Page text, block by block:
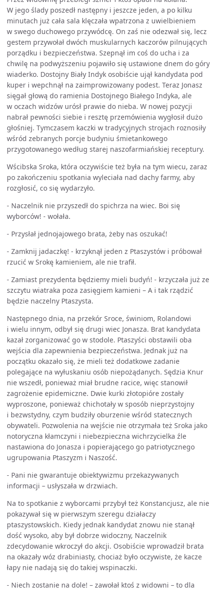
W jego ślady poszedł następny i jeszcze jeden, a po kilku
minutach już cała sala klęczała wpatrzona z uwielbieniem
w swego duchowego przywódcę. On zaś nie odezwał się, lecz
gestem przywołał dwóch muskularnych kaczorów pilnujących
porządku i bezpieczeństwa. Szepnął im coś do ucha i za
chwilę na podwyższeniu pojawiło się ustawione dnem do góry
wiaderko. Dostojny Biały Indyk osobiście ujął kandydata pod
kuper i wepchnął na zaimprowizowany podest. Teraz Jonasz
sięgał głową do ramienia Dostojnego Białego Indyka, ale
w oczach widzów urósł prawie do nieba. W nowej pozycji
nabrał pewności siebie i resztę przemówienia wygłosił dużo
głośniej. Tymczasem kaczki w tradycyjnych strojach roznosiły
wśród zebranych porcje budyniu śmietankowego
przygotowanego według starej naszofarmiańskiej receptury.
Wścibska Sroka, która oczywiście też była na tym wiecu, zaraz
po zakończeniu spotkania wyleciała nad dachy farmy, aby
rozgłosić, co się wydarzyło.
- Naczelnik nie przyszedł do spichrza na wiec. Boi się
wyborców! - wołała.
- Przysłał jednojajowego brata, żeby nas oszukać!
- Zamknij jadaczkę! - krzyknął jeden z Ptaszystów i próbował
rzucić w Srokę kamieniem, ale nie trafił.
- Zamiast prezydenta będziemy mieli budyń! - krzyczała już ze
szczytu wiatraka poza zasięgiem kamieni – A i tak rządzić
będzie naczelny Ptaszysta.
Następnego dnia, na przekór Sroce, świniom, Rolandowi
i wielu innym, odbył się drugi wiec Jonasza. Brat kandydata
kazał zorganizować go w stodole. Ptaszyści obstawili oba
wejścia dla zapewnienia bezpieczeństwa. Jednak już na
początku okazało się, że mieli też dodatkowe zadanie
polegające na wyłuskaniu osób niepożądanych. Sędzia Knur
nie wszedł, ponieważ miał brudne racice, więc stanowił
zagrożenie epidemiczne. Dwie kurki złotopióre zostały
wyproszone, ponieważ chichotały w sposób nieprzystojny
i bezwstydny, czym budziły oburzenie wśród statecznych
obywateli. Pozwolenia na wejście nie otrzymała też Sroka jako
notoryczna kłamczyni i niebezpieczna wichrzycielka źle
nastawiona do Jonasza i popierającego go patriotycznego
ugrupowania Ptaszyzm i Naszość.
- Pani nie gwarantuje obiektywizmu przekazywanych
informacji – usłyszała w drzwiach.
Na to spotkanie z wyborcami przybył też Konstancjusz, ale nie
pokazywał się w pierwszym szeregu działaczy
ptaszystowskich. Kiedy jednak kandydat znowu nie stanął
dość wysoko, aby był dobrze widoczny, Naczelnik
zdecydowanie wkroczył do akcji. Osobiście wprowadził brata
na okazały wóz drabiniasty, chociaż było oczywiste, że kacze
łapy nie nadają się do takiej wspinaczki.
- Niech zostanie na dole! – zawołał ktoś z widowni – to dla